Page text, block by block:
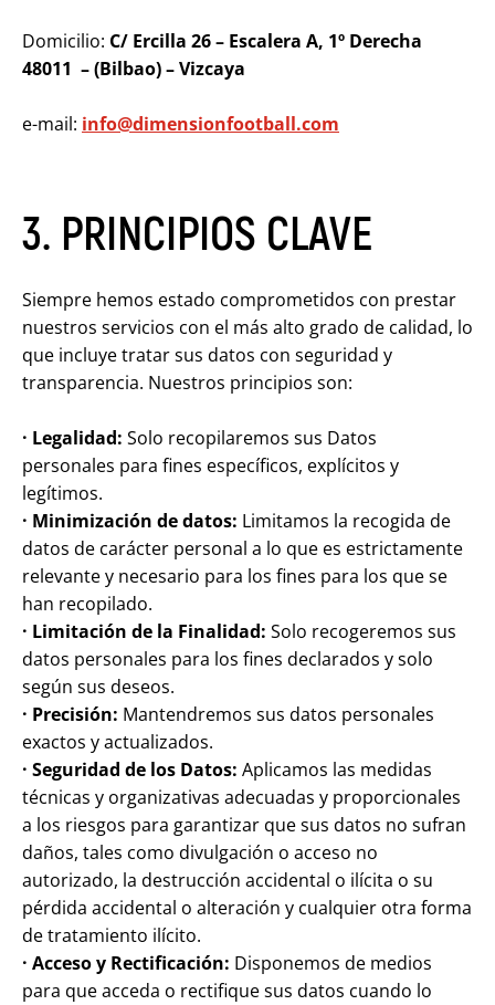
Domicilio: C/ Ercilla 26 – Escalera A, 1º Derecha
48011 – (Bilbao) – Vizcaya
e-mail: info@dimensionfootball.com
3. PRINCIPIOS CLAVE
Siempre hemos estado comprometidos con prestar
nuestros servicios con el más alto grado de calidad, lo
que incluye tratar sus datos con seguridad y
transparencia. Nuestros principios son:
· Legalidad: Solo recopilaremos sus Datos
personales para fines específicos, explícitos y
legítimos.
· Minimización de datos: Limitamos la recogida de
datos de carácter personal a lo que es estrictamente
relevante y necesario para los fines para los que se
han recopilado.
· Limitación de la Finalidad: Solo recogeremos sus
datos personales para los fines declarados y solo
según sus deseos.
· Precisión: Mantendremos sus datos personales
exactos y actualizados.
· Seguridad de los Datos: Aplicamos las medidas
técnicas y organizativas adecuadas y proporcionales
a los riesgos para garantizar que sus datos no sufran
daños, tales como divulgación o acceso no
autorizado, la destrucción accidental o ilícita o su
pérdida accidental o alteración y cualquier otra forma
de tratamiento ilícito.
· Acceso y Rectificación: Disponemos de medios
para que acceda o rectifique sus datos cuando lo